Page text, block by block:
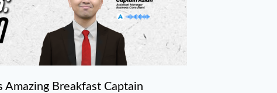
Amazing Breakfast Captain